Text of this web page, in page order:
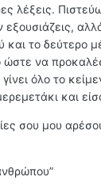
λέξεις.
εξουσιάζεις,
το δεύτερο
ώστε να
όλο το
και
σου μου